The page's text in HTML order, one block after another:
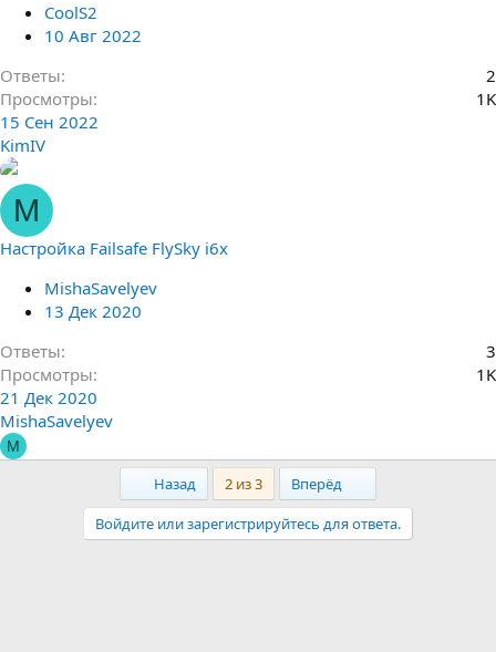
CoolS2
10 Авг 2022
Ответы
2
Просмотры
1K
15 Сен 2022
KimIV
M
Настройка Failsafe FlySky i6x
MishaSavelyev
13 Дек 2020
Ответы
3
Просмотры
1K
21 Дек 2020
MishaSavelyev
M
Назад 2 из 3 Вперёд
Войдите или зарегистрируйтесь для ответа.